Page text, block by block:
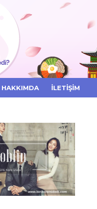
HAKKIMDA İLETIŞIM